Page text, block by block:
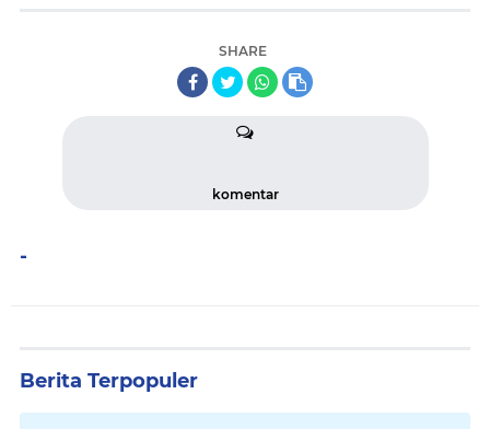
SHARE
komentar
-
Berita Terpopuler